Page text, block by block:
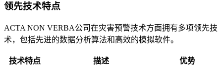
领先技术特点
ACTA NON VERBA公司在灾害预警技术方面拥有多项领先技
术，包括先进的数据分析算法和高效的模拟软件。
技术特点 描述
优势